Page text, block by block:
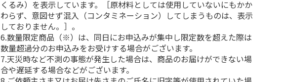
くるみ）を表示しています。［原材料としては使用していないにもかか
わらず、意図せず混入（コンタミネーション）してしまうものは、表示
しておりません。］。
6.数量限定商品（※）は、同日にお申込みが集中し限定数を超えた際は
数量超過分のお申込みをお受けする場合がございます。
7.天災時など不測の事態が発生した場合は、商品のお届けができない場
合や遅延する場合などがございます。